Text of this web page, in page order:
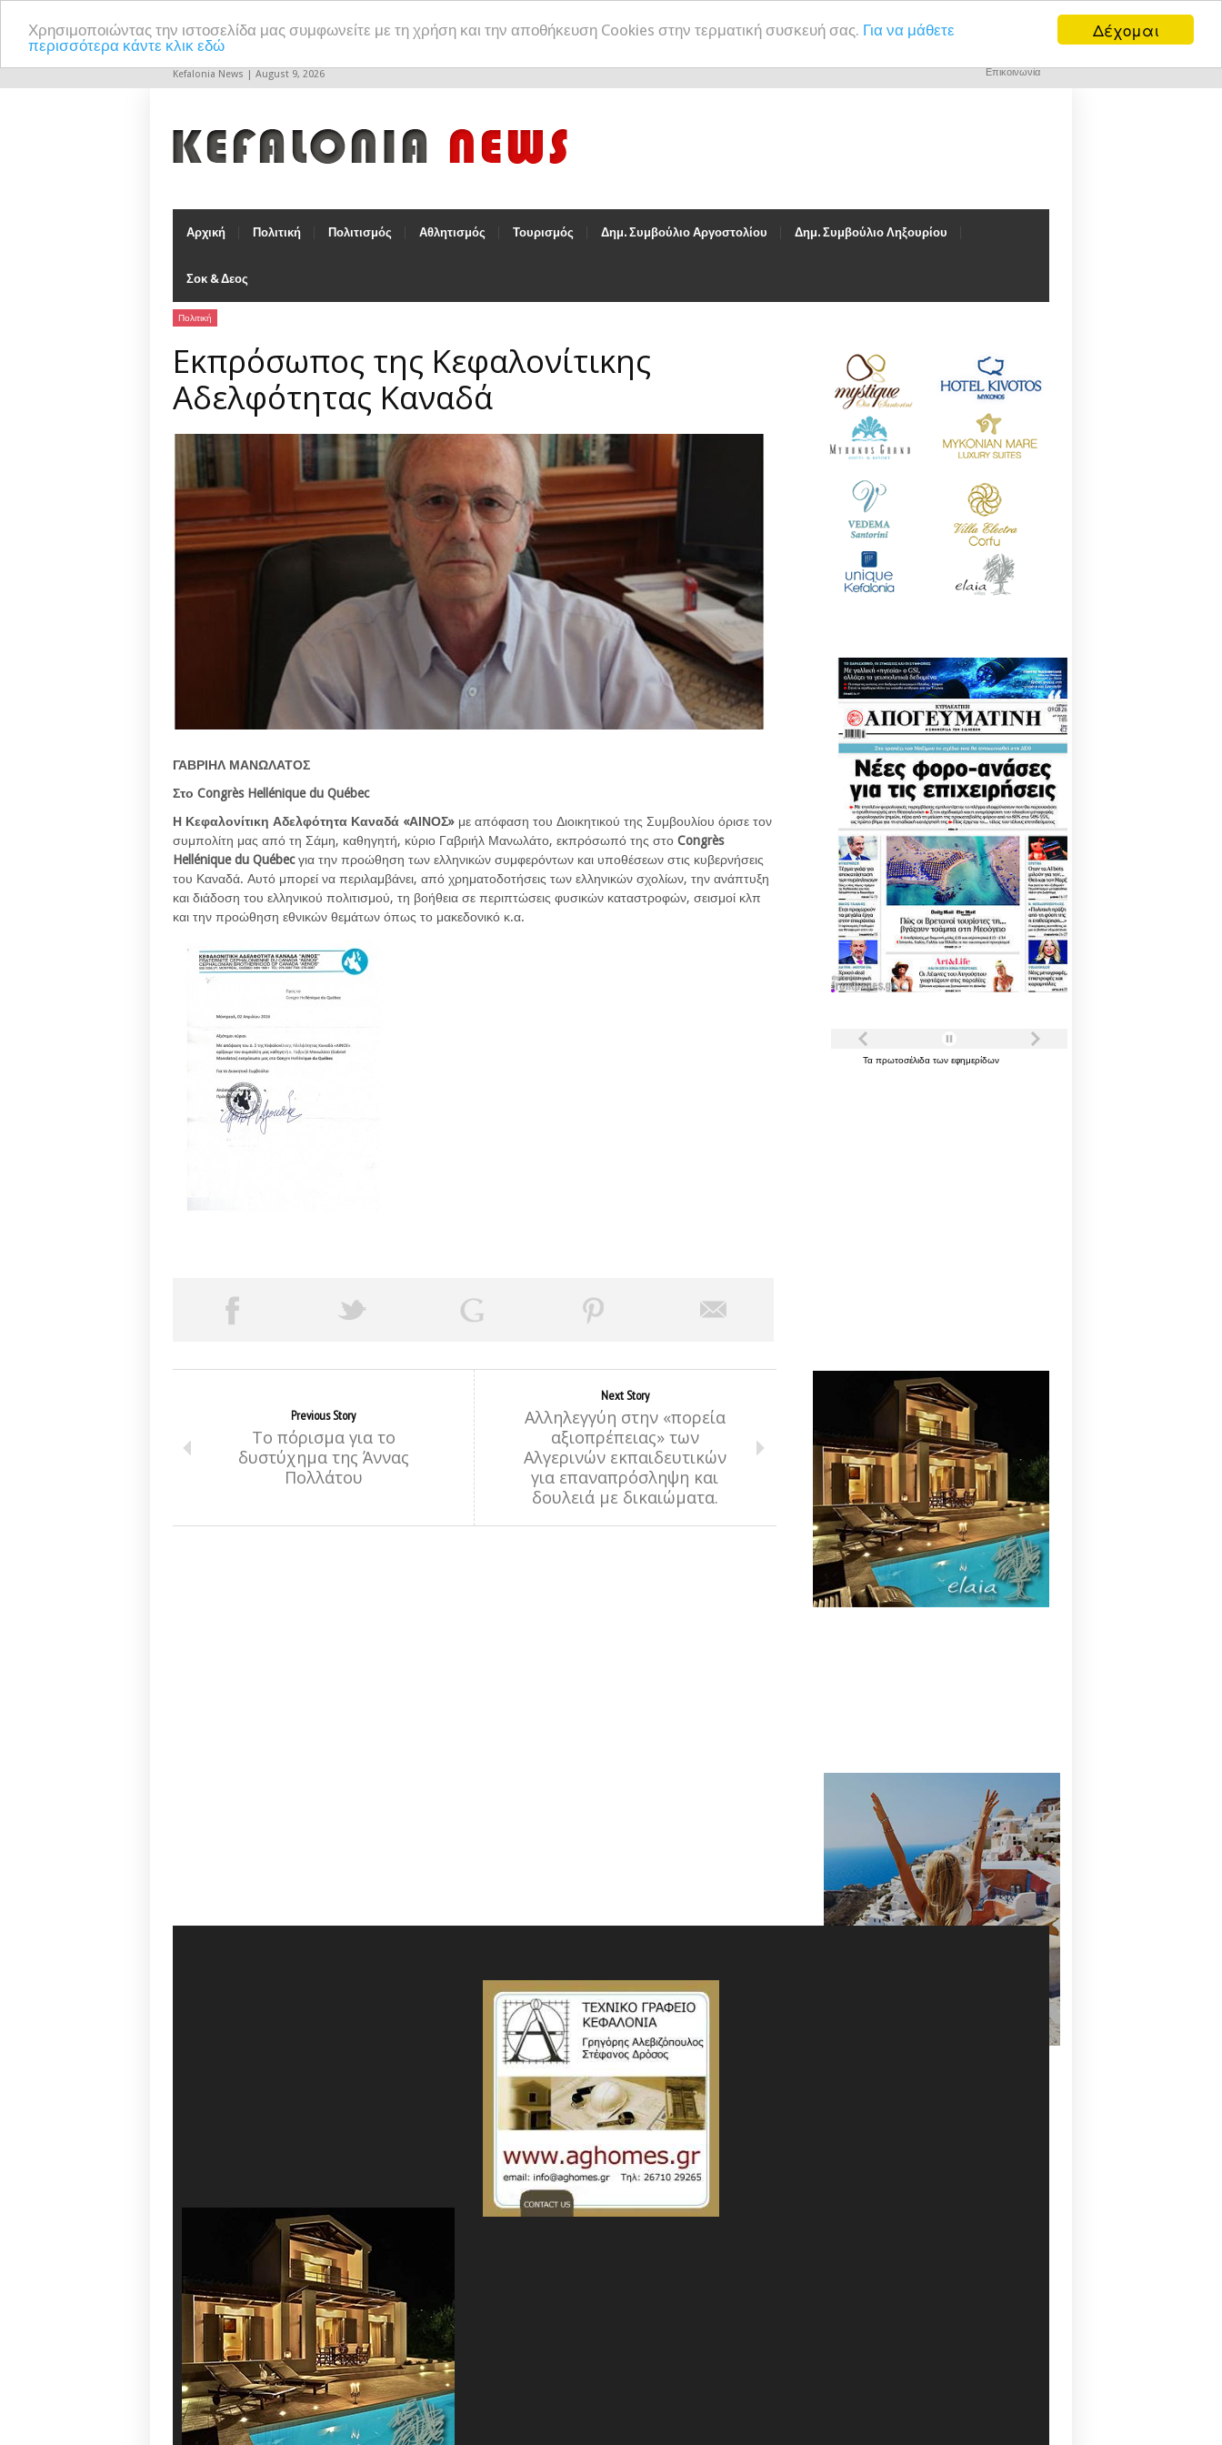
Δέχομαι
Χρησιμοποιώντας την ιστοσελίδα μας συμφωνείτε με τη χρήση και την αποθήκευση Cookies στην τερματική συσκευή σας. Για να μάθετε
περισσότερα κάντε κλικ εδώ
Kefalonia News | August 9, 2026 Επικοινωνία
Αρχική Πολιτική Πολιτισμός Αθλητισμός Τουρισμός Δημ. Συμβούλιο Αργοστολίου Δημ. Συμβούλιο Ληξουρίου
Σοκ & Δεος
Πολιτική
Εκπρόσωπος της Κεφαλονίτικης
Αδελφότητας Καναδά
ΓΑΒΡΙΗΛ ΜΑΝΩΛΑΤΟΣ
Στο Congrès Hellénique du Québec
Η Κεφαλονίτικη Αδελφότητα Καναδά «ΑΙΝΟΣ» με απόφαση του Διοικητικού της Συμβουλίου όρισε τον
συμπολίτη μας από τη Σάμη, καθηγητή, κύριο Γαβριήλ Μανωλάτο, εκπρόσωπό της στο Congrès
Hellénique du Québecγια την προώθηση των ελληνικών συμφερόντων και υποθέσεων στις κυβερνήσεις
του Καναδά. Αυτό μπορεί να περιλαμβάνει, από χρηματοδοτήσεις των ελληνικών σχολίων, την ανάπτυξη
και διάδοση του ελληνικού πολιτισμού, τη βοήθεια σε περιπτώσεις φυσικών καταστροφών, σεισμοί κλπ
και την προώθηση εθνικών θεμάτων όπως το μακεδονικό κ.α.
Previous Story
Το πόρισμα για το
δυστύχημα της Άννας
Πολλάτου
Next Story
Αλληλεγγύη στην «πορεία
αξιοπρέπειας» των
Αλγερινών εκπαιδευτικών
για επαναπρόσληψη και
δουλειά με δικαιώματα.
Τα πρωτοσέλιδα των εφημερίδων